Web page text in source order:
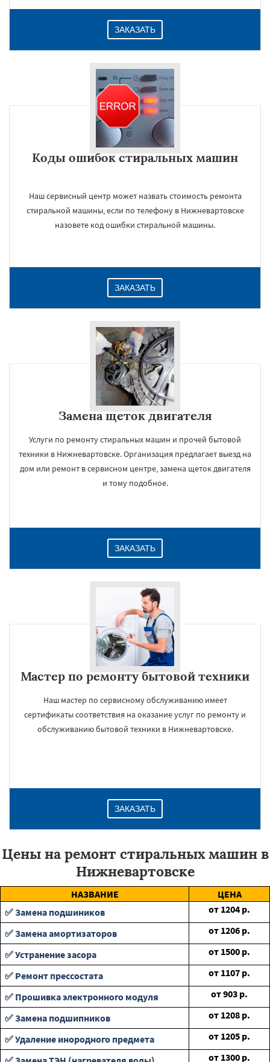
ЗАКАЗАТЬ
Коды ошибок стиральных машин
Наш сервисный центр может назвать стоимость ремонта
стиральной машины, если по телефону в Нижневартовске
назовете код ошибки стиральной машины.
ЗАКАЗАТЬ
Замена щеток двигателя
Услуги по ремонту стиральных машин и прочей бытовой
техники в Нижневартовске. Организация предлагает выезд на
дом или ремонт в сервисном центре, замена щеток двигателя
и тому подобное.
ЗАКАЗАТЬ
Мастер по ремонту бытовой техники
Наш мастер по сервисному обслуживанию имеет
сертификаты соответствия на оказание услуг по ремонту и
обслуживанию бытовой техники в Нижневартовске.
ЗАКАЗАТЬ
Цены на ремонт стиральных машин в
Нижневартовске
НАЗВАНИЕ
ЦЕНА
✅ Замена подшиников
от 1204 р.
✅ Замена амортизаторов
от 1206 р.
✅ Устранение засора
от 1500 р.
✅ Ремонт прессостата
от 1107 р.
✅ Прошивка электронного модуля
от903 р.
✅ Замена подшипников
от 1208 р.
✅ Удаление инородного предмета
от 1205 р.
от 1300 р.